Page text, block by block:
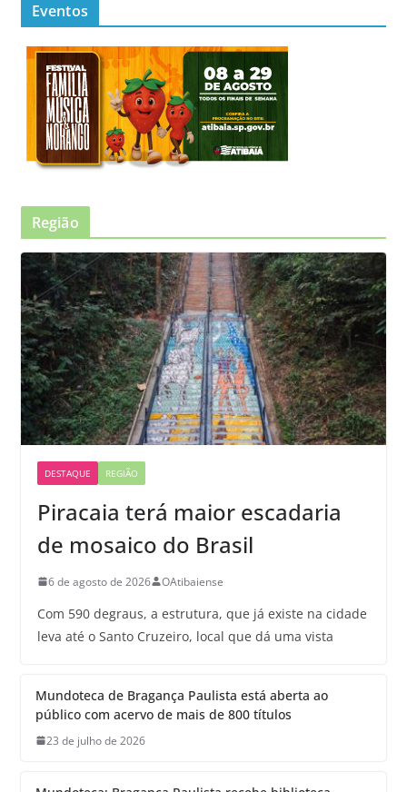
Eventos
Região
DESTAQUE REGIÃO
Piracaia terá maior escadaria
de mosaico do Brasil
6 de agosto de 2026 OAtibaiense
Com 590 degraus, a estrutura, que já existe na cidade
leva até o Santo Cruzeiro, local que dá uma vista
Mundoteca de Bragança Paulista está aberta ao
público com acervo de mais de 800 títulos
23 de julho de 2026